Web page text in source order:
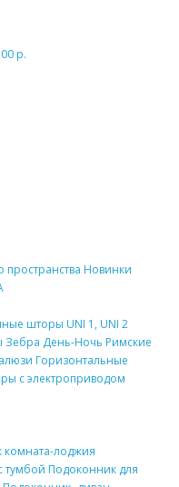
р.
пространства Новинки
шторы UNI 1, UNI 2
Зебра День-Ночь Римские
Горизонтальные
с электроприводом
комната-лоджия
тумбой Подоконник для